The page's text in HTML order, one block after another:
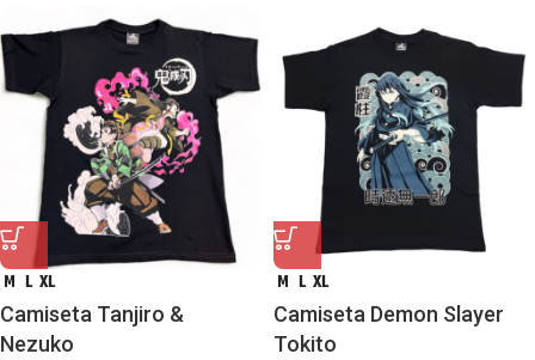
M L XL
Camiseta Tanjiro &
Nezuko
M L XL
Camiseta Demon Slayer
Tokito